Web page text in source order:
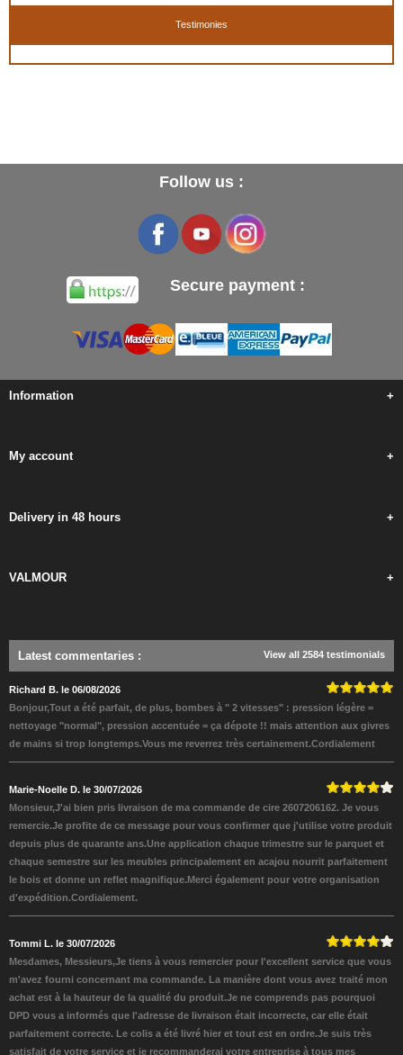
Testimonies
Follow us :
Secure payment :
Information +
My account +
Delivery in 48 hours +
VALMOUR +
Latest commentaries : View all 2584 testimonials
Richard B. le 06/08/2026
Bonjour,Tout a été parfait, de plus, bombes à " 2 vitesses" : pression légère =
nettoyage "normal", pression accentuée = ça dépote !! mais attention aux givres
de mains si trop longtemps.Vous me reverrez très certainement.Cordialement
Marie-Noelle D. le 30/07/2026
Monsieur,J'ai bien pris livraison de ma commande de cire 2607206162. Je vous
remercie.Je profite de ce message pour vous confirmer que j'utilise votre produit
depuis plus de quarante ans.Une application chaque trimestre sur le parquet et
chaque semestre sur les meubles principalement en acajou nourrit parfaitement
le bois et donne un reflet magnifique.Merci également pour votre organisation
d'expédition.Cordialement.
Tommi L. le 30/07/2026
Mesdames, Messieurs,Je tiens à vous remercier pour l'excellent service que vous
m'avez fourni concernant ma commande. La manière dont vous avez traité mon
achat est à la hauteur de la qualité du produit.Je ne comprends pas pourquoi
DPD vous a informés que l'adresse de livraison était incorrecte, car elle était
parfaitement correcte. Le colis a été livré hier et tout est en ordre.Je suis très
satisfait de votre service et je recommanderai votre entreprise à tous mes